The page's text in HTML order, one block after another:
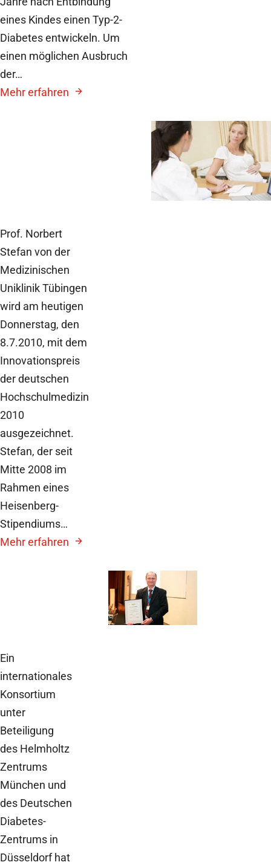
3. August 2010
und seine Folgen
eines Kindes einen Typ-2-
Diabetes entwickeln. Um
einen möglichen Ausbruch
der…
Mehr erfahren
15. Juli 2010
Innovationspreis
Hochschulmedizin
Prof. Norbert
Stefan von der
Medizinischen
Uniklinik Tübingen
wird am heutigen
Donnerstag, den
8.7.2010, mit dem
Innovationspreis
der deutschen
Hochschulmedizin
2010
ausgezeichnet.
Stefan, der seit
Mitte 2008 im
Rahmen eines
Heisenberg-
Stipendiums…
Mehr erfahren
Ein
internationales
Konsortium
unter
Beteiligung
des Helmholtz
Zentrums
München und
des Deutschen
Diabetes-
Zentrums in
Düsseldorf hat